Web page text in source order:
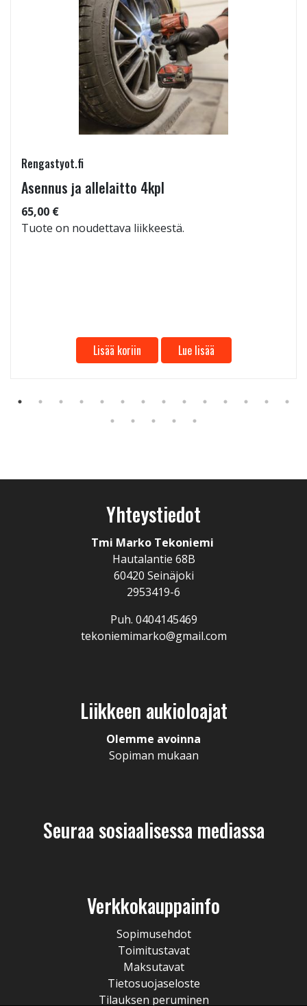
Rengastyot.fi
Asennus ja allelaitto 4kpl
65,00 €
Tuote on noudettava liikkeestä.
Lisää koriin Lue lisää
Yhteystiedot
Tmi Marko Tekoniemi
Hautalantie 68B
60420 Seinäjoki
2953419-6
Puh. 0404145469
tekoniemimarko@gmail.com
Liikkeen aukioloajat
Olemme avoinna
Sopiman mukaan
Seuraa sosiaalisessa mediassa
Verkkokauppainfo
Sopimusehdot
Toimitustavat
Maksutavat
Tietosuojaseloste
Tilauksen peruminen